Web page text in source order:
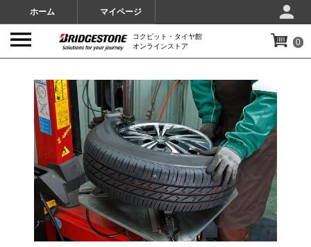
ホーム マイページ
コクピット・タイヤ館
オンラインストア
0